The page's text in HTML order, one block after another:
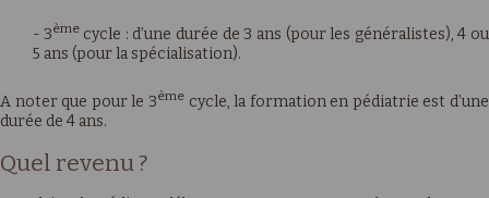
- 3èmecycle : d’une durée de 3 ans (pour les généralistes), 4 ou
5 ans (pour la spécialisation).
A noter que pour le 3èmecycle, la formation en pédiatrie est d’une
durée de 4 ans.
Quel revenu ?